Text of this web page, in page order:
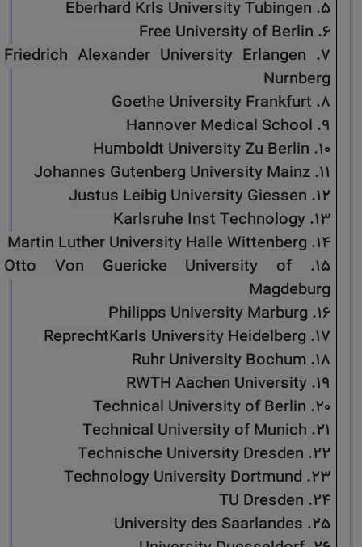
5. Eberhard Krls University Tubingen
6. Free University of Berlin
7. Friedrich Alexander University Erlangen
Nurnberg
8. Goethe University Frankfurt
9. Hannover Medical School
10. Humboldt University Zu Berlin
11. Johannes Gutenberg University Mainz
12. Justus Leibig University Giessen
13. Karlsruhe Inst Technology
14. Martin Luther University Halle Wittenberg
15. Otto Von Guericke University of
Magdeburg
16. Philipps University Marburg
17. ReprechtKarls University Heidelberg
18. Ruhr University Bochum
19. RWTH Aachen University
20. Technical University of Berlin
21. Technical University of Munich
22. Technische University Dresden
23. Technology University Dortmund
24. TU Dresden
25. University des Saarlandes